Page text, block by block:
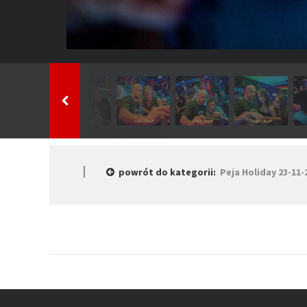
powrót do kategorii: Peja Holiday 23-11-